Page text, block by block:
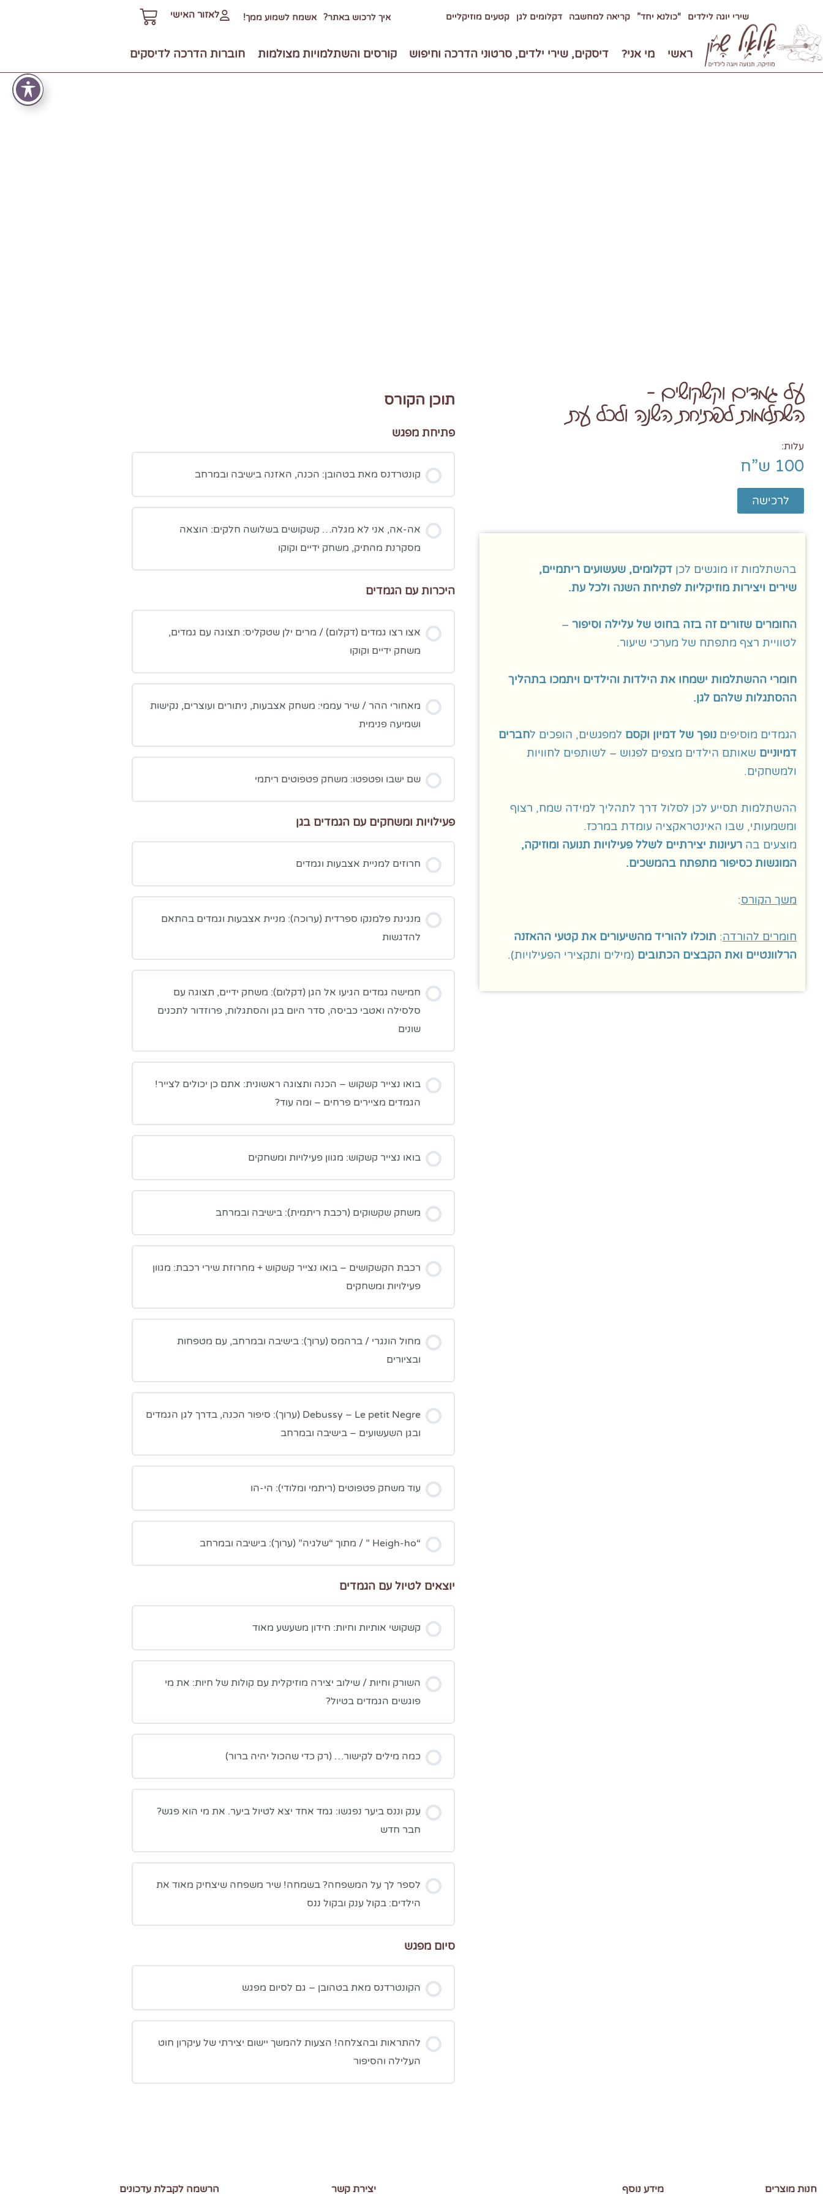
שירי יוגה לילדים “כולנא יחד” קריאה למחשבה דקלומים לגן קטעים מוזיקליים איך לרכוש באתר? אשמח לשמוע ממך! לאזור האישי
ראשי מי אני? דיסקים, שירי ילדים, סרטוני הדרכה וחיפוש קורסים והשתלמויות מצולמות חוברות הדרכה לדיסקים
על גמדים וקשקושים -
השתלמות לפתיחת השנה ולכל עת
עלות:
100 ש”ח
לרכישה
בהשתלמות זו מוגשים לכן דקלומים, שעשועים ריתמיים,
שירים ויצירות מוזיקליות לפתיחת השנה ולכל עת.
החומרים שזורים זה בזה בחוט של עלילה וסיפור –
לטוויית רצף מתפתח של מערכי שיעור.
חומרי ההשתלמות ישמחו את הילדות והילדים ויתמכו בתהליך
ההסתגלות שלהם לגן.
הגמדים מוסיפים נופך של דמיון וקסם למפגשים, הופכים לחברים
דמיוניים שאותם הילדים מצפים לפגוש – לשותפים לחוויות
ולמשחקים.
ההשתלמות תסייע לכן לסלול דרך לתהליך למידה שמח, רצוף
ומשמעותי, שבו האינטראקציה עומדת במרכז.
מוצעים בה רעיונות יצירתיים לשלל פעילויות תנועה ומוזיקה,
המוגשות כסיפור מתפתח בהמשכים.
משך הקורס:
חומרים להורדה: תוכלו להוריד מהשיעורים את קטעי ההאזנה
הרלוונטיים ואת הקבצים הכתובים (מילים ותקצירי הפעילויות).
תוכן הקורס
פתיחת מפגש
קונטרדנס מאת בטהובן: הכנה, האזנה בישיבה ובמרחב
אה-אה, אני לא מגלה… קשקושים בשלושה חלקים: הוצאה
מסקרנת מהתיק, משחק ידיים וקוקו
היכרות עם הגמדים
אצו רצו גמדים (דקלום) / מרים ילן שטקליס: תצוגה עם גמדים,
משחק ידיים וקוקו
מאחורי ההר / שיר עממי: משחק אצבעות, ניתורים ועוצרים, נקישות
ושמיעה פנימית
שם ישבו ופטפטו: משחק פטפוטים ריתמי
פעילויות ומשחקים עם הגמדים בגן
חרוזים למניית אצבעות וגמדים
מנגינת פלמנקו ספרדית (ערוכה): מניית אצבעות וגמדים בהתאם
להדגשות
חמישה גמדים הגיעו אל הגן (דקלום): משחק ידיים, תצוגה עם
סלסילה ואטבי כביסה, סדר היום בגן והסתגלות, פרוזדור לתכנים
שונים
בואו נצייר קשקוש – הכנה ותצוגה ראשונית: אתם כן יכולים לצייר!
הגמדים מציירים פרחים – ומה עוד?
בואו נצייר קשקוש: מגוון פעילויות ומשחקים
משחק שקשוקים (רכבת ריתמית): בישיבה ובמרחב
רכבת הקשקושים – בואו נצייר קשקוש + מחרוזת שירי רכבת: מגוון
פעילויות ומשחקים
מחול הונגרי / ברהמס (ערוך): בישיבה ובמרחב, עם מטפחות
ובציורים
Debussy – Le petit Negre (ערוך): סיפור הכנה, בדרך לגן הגמדים
ובגן השעשועים – בישיבה ובמרחב
עוד משחק פטפוטים (ריתמי ומלודי): הי-הו
“Heigh-ho ” / מתוך “שלגיה” (ערוך): בישיבה ובמרחב
יוצאים לטיול עם הגמדים
קשקושי אותיות וחיות: חידון משעשע מאוד
השורק וחיות / שילוב יצירה מוזיקלית עם קולות של חיות: את מי
פוגשים הגמדים בטיול?
כמה מילים לקישור… (רק כדי שהכול יהיה ברור)
ענק וננס ביער נפגשו: גמד אחד יצא לטיול ביער. את מי הוא פגש?
חבר חדש
לספר לך על המשפחה? בשמחה! שיר משפחה שיצחיק מאוד את
הילדים: בקול ענק ובקול ננס
סיום מפגש
הקונטרדנס מאת בטהובן – גם לסיום מפגש
להתראות ובהצלחה! הצעות להמשך יישום יצירתי של עיקרון חוט
העלילה והסיפור
חנות מוצרים מידע נוסף יצירת קשר הרשמה לקבלת עדכונים